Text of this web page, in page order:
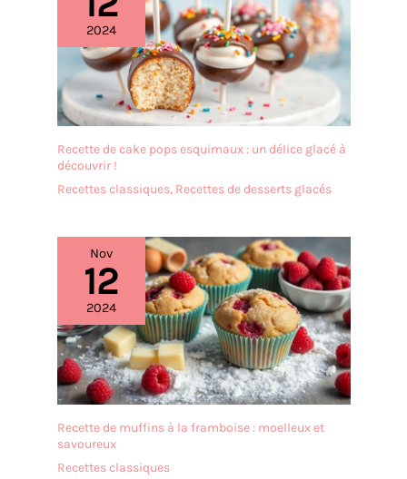
2024
Recette de cake pops esquimaux : un délice glacé à
découvrir !
Recettes classiques, Recettes de desserts glacés
Nov
12
2024
Recette de muffins à la framboise : moelleux et
savoureux
Recettes classiques